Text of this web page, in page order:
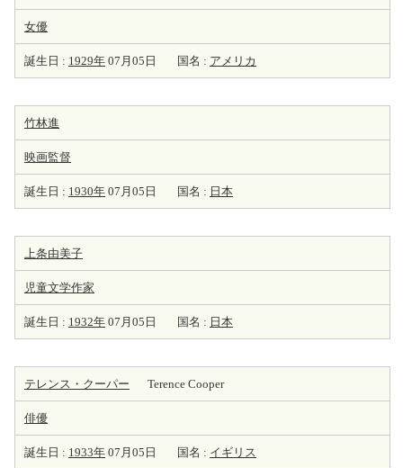
女優
誕生日 : 1929年 07月05日 国名 : アメリカ
竹林進
映画監督
誕生日 : 1930年 07月05日 国名 : 日本
上条由美子
児童文学作家
誕生日 : 1932年 07月05日 国名 : 日本
テレンス・クーパー Terence Cooper
俳優
誕生日 : 1933年 07月05日 国名 : イギリス